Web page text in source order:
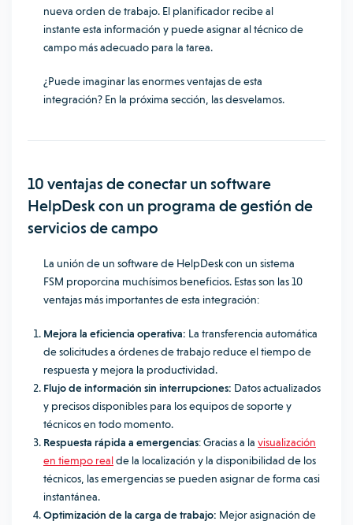
nueva orden de trabajo. El planificador recibe al
instante esta información y puede asignar al técnico de
campo más adecuado para la tarea.
¿Puede imaginar las enormes ventajas de esta
integración? En la próxima sección, las desvelamos.
10 ventajas de conectar un software
HelpDesk con un programa de gestión de
servicios de campo
La unión de un software de HelpDesk con un sistema
FSM proporcina muchísimos beneficios. Estas son las 10
ventajas más importantes de esta integración:
Mejora la eficiencia operativa: La transferencia automática
de solicitudes a órdenes de trabajo reduce el tiempo de
respuesta y mejora la productividad.
Flujo de información sin interrupciones: Datos actualizados
y precisos disponibles para los equipos de soporte y
técnicos en todo momento.
Respuesta rápida a emergencias: Gracias a la visualización
en tiempo realde la localización y la disponibilidad de los
técnicos, las emergencias se pueden asignar de forma casi
instantánea.
Optimización de la carga de trabajo: Mejor asignación de